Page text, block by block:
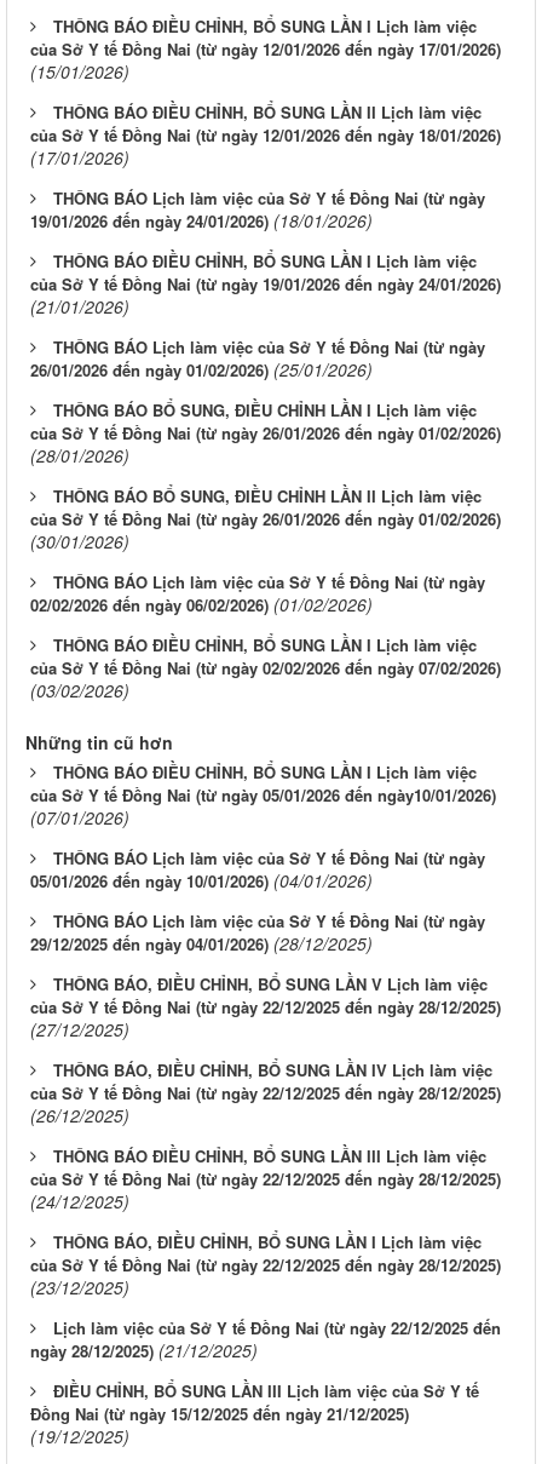
THÔNG BÁO ĐIỀU CHỈNH, BỔ SUNG LẦN I Lịch làm việc
của Sở Y tế Đồng Nai (từ ngày 12/01/2026 đến ngày 17/01/2026)
(15/01/2026)
THÔNG BÁO ĐIỀU CHỈNH, BỔ SUNG LẦN II Lịch làm việc
của Sở Y tế Đồng Nai (từ ngày 12/01/2026 đến ngày 18/01/2026)
(17/01/2026)
THÔNG BÁO Lịch làm việc của Sở Y tế Đồng Nai (từ ngày
19/01/2026 đến ngày 24/01/2026) (18/01/2026)
THÔNG BÁO ĐIỀU CHỈNH, BỔ SUNG LẦN I Lịch làm việc
của Sở Y tế Đồng Nai (từ ngày 19/01/2026 đến ngày 24/01/2026)
(21/01/2026)
THÔNG BÁO Lịch làm việc của Sở Y tế Đồng Nai (từ ngày
26/01/2026 đến ngày 01/02/2026) (25/01/2026)
THÔNG BÁO BỔ SUNG, ĐIỀU CHỈNH LẦN I Lịch làm việc
của Sở Y tế Đồng Nai (từ ngày 26/01/2026 đến ngày 01/02/2026)
(28/01/2026)
THÔNG BÁO BỔ SUNG, ĐIỀU CHỈNH LẦN II Lịch làm việc
của Sở Y tế Đồng Nai (từ ngày 26/01/2026 đến ngày 01/02/2026)
(30/01/2026)
THÔNG BÁO Lịch làm việc của Sở Y tế Đồng Nai (từ ngày
02/02/2026 đến ngày 06/02/2026) (01/02/2026)
THÔNG BÁO ĐIỀU CHỈNH, BỔ SUNG LẦN I Lịch làm việc
của Sở Y tế Đồng Nai (từ ngày 02/02/2026 đến ngày 07/02/2026)
(03/02/2026)
Những tin cũ hơn
THÔNG BÁO ĐIỀU CHỈNH, BỔ SUNG LẦN I Lịch làm việc
của Sở Y tế Đồng Nai (từ ngày 05/01/2026 đến ngày10/01/2026)
(07/01/2026)
THÔNG BÁO Lịch làm việc của Sở Y tế Đồng Nai (từ ngày
05/01/2026 đến ngày 10/01/2026) (04/01/2026)
THÔNG BÁO Lịch làm việc của Sở Y tế Đồng Nai (từ ngày
29/12/2025 đến ngày 04/01/2026) (28/12/2025)
THÔNG BÁO, ĐIỀU CHỈNH, BỔ SUNG LẦN V Lịch làm việc
của Sở Y tế Đồng Nai (từ ngày 22/12/2025 đến ngày 28/12/2025)
(27/12/2025)
THÔNG BÁO, ĐIỀU CHỈNH, BỔ SUNG LẦN IV Lịch làm việc
của Sở Y tế Đồng Nai (từ ngày 22/12/2025 đến ngày 28/12/2025)
(26/12/2025)
THÔNG BÁO ĐIỀU CHỈNH, BỔ SUNG LẦN III Lịch làm việc
của Sở Y tế Đồng Nai (từ ngày 22/12/2025 đến ngày 28/12/2025)
(24/12/2025)
THÔNG BÁO, ĐIỀU CHỈNH, BỔ SUNG LẦN I Lịch làm việc
của Sở Y tế Đồng Nai (từ ngày 22/12/2025 đến ngày 28/12/2025)
(23/12/2025)
Lịch làm việc của Sở Y tế Đồng Nai (từ ngày 22/12/2025 đến
ngày 28/12/2025) (21/12/2025)
ĐIỀU CHỈNH, BỔ SUNG LẦN III Lịch làm việc của Sở Y tế
Đồng Nai (từ ngày 15/12/2025 đến ngày 21/12/2025)
(19/12/2025)